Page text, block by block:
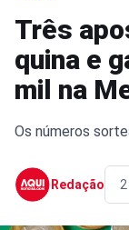
Três
quina e
mil na
Os números
Redação